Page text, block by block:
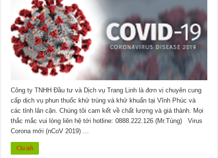
Công ty TNHH Đầu tư và Dịch vụ Trang Linh là đơn vị chuyên cung
cấp dịch vụ phun thuốc khử trùng và khử khuẩn tại Vĩnh Phúc và
các tỉnh lân cận. Chúng tôi cam kết về chất lượng và giá thành. Mọi
thắc mắc vui lòng liên hệ tới hotline: 0888.222.126 (Mr.Tùng) Virus
Corona mới (nCoV 2019) …
Chi tiết